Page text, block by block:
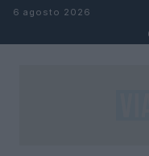
Saltar al contenido
6 agosto 2026